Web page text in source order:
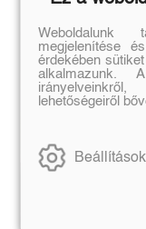
Weboldalunk
megjelenítése
érdekében
alkalmazunk.
lehetőségeiről
Beállítások